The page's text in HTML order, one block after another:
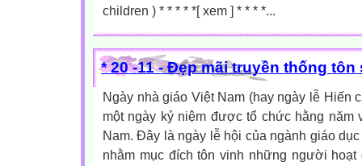
children ) * * * * *[ xem ] * * * *...
* 20 -11 - Đẹp mãi truyền thống
Ngày nhà giáo Việt Nam (hay ngày lễ Hiến
một ngày kỷ niệm được tổ chức hằng năm
Nam. Đây là ngày lễ hội của ngành giáo
nhằm mục đích tôn vinh những người hoạt